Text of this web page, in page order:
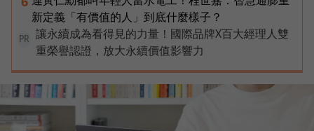
新定義「有價值的人」到底什麼樣子？
PR
讓永續成為看得見的力量！國際品牌X百大經理人雙
重榮譽認證，放大永續價值影響力